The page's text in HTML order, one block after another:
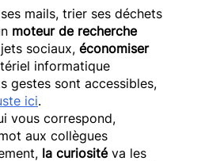
mails, trier ses déchets
moteur de recherche
sociaux, économiser
informatique
gestes sont accessibles,
ici.
vous correspond,
aux collègues
la curiositéva les